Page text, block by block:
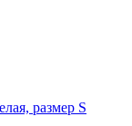
размер S